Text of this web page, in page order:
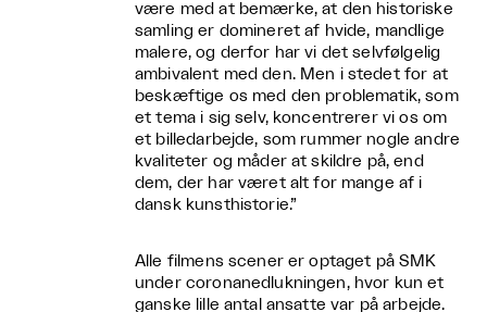
være med at bemærke, at den historiske
samling er domineret af hvide, mandlige
malere, og derfor har vi det selvfølgelig
ambivalent med den. Men i stedet for at
beskæftige os med den problematik, som
et tema i sig selv, koncentrerer vi os om
et billedarbejde, som rummer nogle andre
kvaliteter og måder at skildre på, end
dem, der har været alt for mange af i
dansk kunsthistorie.”
Alle filmens scener er optaget på SMK
under coronanedlukningen, hvor kun et
ganske lille antal ansatte var på arbejde.